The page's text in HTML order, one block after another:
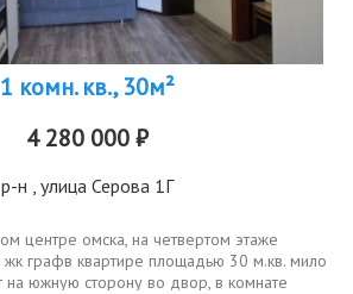
1 комн. кв., 30м²
4 280 000 ₽
р-н , улица Серова 1Г
центре омска, на четвертом этаже
жк графв квартире площадью 30 м.кв. мило
на южную сторону во двор, в комнате